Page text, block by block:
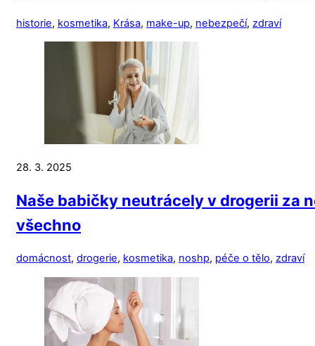
historie, kosmetika, Krása, make-up, nebezpečí, zdraví
28. 3. 2025
Naše babičky neutrácely v drogerii za
všechno
domácnost, drogerie, kosmetika, noshp, péče o tělo, zdraví